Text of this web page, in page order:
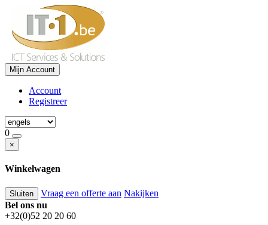
Mijn Account
Account
Registreer
0
×
Winkelwagen
Sluiten Vraag een offerte aan Nakijken
Bel ons nu
+32(0)52 20 20 60